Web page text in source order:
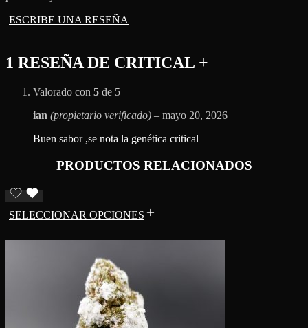
ESCRIBE UNA RESEÑA
1 RESEÑA DE CRITICAL +
Valorado con 5 de 5
ian (propietario verificado) – mayo 20, 2026
Buen sabor ,se nota la genética critical
PRODUCTOS RELACIONADOS
SELECCIONAR OPCIONES